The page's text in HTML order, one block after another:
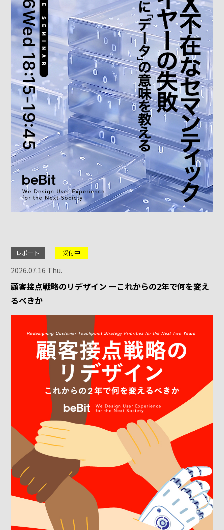
レポート 受付中
2026.07.16 Thu.
顧客接点戦略のリデザイン ーこれからの2年で何を変え
るべきか